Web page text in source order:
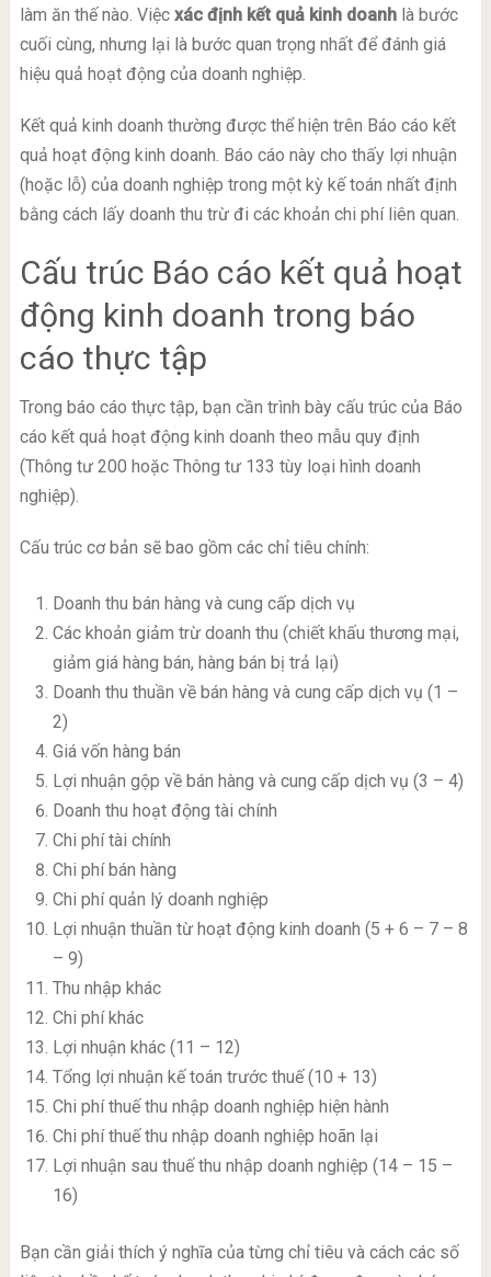
làm ăn thế nào. Việc xác định kết quả kinh doanhlà bước
cuối cùng, nhưng lại là bước quan trọng nhất để đánh giá
hiệu quả hoạt động của doanh nghiệp.
Kết quả kinh doanh thường được thể hiện trên Báo cáo kết
quả hoạt động kinh doanh. Báo cáo này cho thấy lợi nhuận
(hoặc lỗ) của doanh nghiệp trong một kỳ kế toán nhất định
bằng cách lấy doanh thu trừ đi các khoản chi phí liên quan.
Cấu trúc Báo cáo kết quả hoạt
động kinh doanh trong báo
cáo thực tập
Trong báo cáo thực tập, bạn cần trình bày cấu trúc của Báo
cáo kết quả hoạt động kinh doanh theo mẫu quy định
(Thông tư 200 hoặc Thông tư 133 tùy loại hình doanh
nghiệp).
Cấu trúc cơ bản sẽ bao gồm các chỉ tiêu chính:
Doanh thu bán hàng và cung cấp dịch vụ
Các khoản giảm trừ doanh thu (chiết khấu thương mại,
giảm giá hàng bán, hàng bán bị trả lại)
Doanh thu thuần về bán hàng và cung cấp dịch vụ (1 –
2)
Giá vốn hàng bán
Lợi nhuận gộp về bán hàng và cung cấp dịch vụ (3 – 4)
Doanh thu hoạt động tài chính
Chi phí tài chính
Chi phí bán hàng
Chi phí quản lý doanh nghiệp
Lợi nhuận thuần từ hoạt động kinh doanh (5 + 6 – 7 – 8
– 9)
Thu nhập khác
Chi phí khác
Lợi nhuận khác (11 – 12)
Tổng lợi nhuận kế toán trước thuế (10 + 13)
Chi phí thuế thu nhập doanh nghiệp hiện hành
Chi phí thuế thu nhập doanh nghiệp hoãn lại
Lợi nhuận sau thuế thu nhập doanh nghiệp (14 – 15 –
16)
Bạn cần giải thích ý nghĩa của từng chỉ tiêu và cách các số